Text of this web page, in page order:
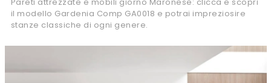
il modello Gardenia Comp GA0018 e potrai impreziosire
stanze classiche di ogni genere.